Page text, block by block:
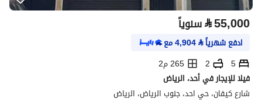
⃁55,000 سنوياً
ادفع شهرياً⃁
4,904مع
5
2
265 م2
فيلا للإيجار في أحد، الرياض
شارع كيفان، حي احد، جنوب الرياض، الرياض